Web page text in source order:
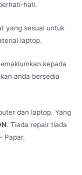
hati.
yang sesuai untuk
laptop.
kepada
anda bersedia
dan laptop. Yang
. Tiada repair tiada
Papar.